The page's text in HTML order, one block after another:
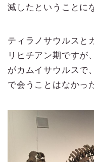
滅したということに
ティラノサウルスと
リヒチアン期ですが
がカムイサウルスで
で会うことはなかっ